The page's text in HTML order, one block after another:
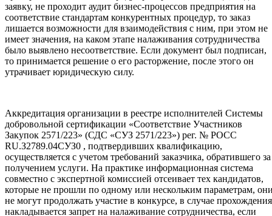
заявку, не проходит аудит бизнес-процессов предприятия на
соответствие стандартам конкурентных процедур, то заказ
лишается возможности для взаимодействия с ним, при этом не
имеет значения, на каком этапе налаживания сотрудничества
было выявлено несоответствие. Если документ был подписан,
то принимается решение о его расторжение, после этого он
утрачивает юридическую силу.
Аккредитация организации в реестре исполнителей Системы
добровольной сертификации «Соответствие Участников
Закупок 2571/223» (СДС «СУЗ 2571/223») рег. № РОСС
RU.З2789.04СУЗ0 , подтвердивших квалификацию,
осуществляется с учетом требований заказчика, обратившего за
получением услуги. На практике информационная система
совместно с экспертной комиссией отсеивает тех кандидатов,
которые не прошли по одному или нескольким параметрам,
не могут продолжать участие в конкурсе, в случае прохождения
накладывается запрет на налаживание сотрудничества, если